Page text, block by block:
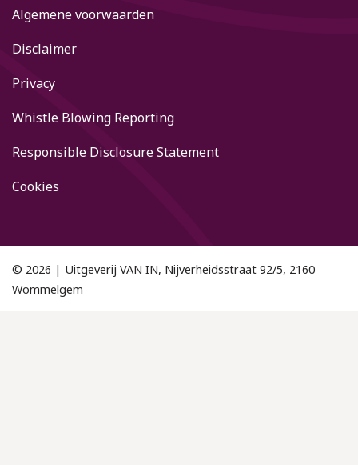
Algemene voorwaarden
Disclaimer
Privacy
Whistle Blowing Reporting
Responsible Disclosure Statement
Cookies
© 2026 | Uitgeverij VAN IN, Nijverheidsstraat 92/5, 2160
Wommelgem